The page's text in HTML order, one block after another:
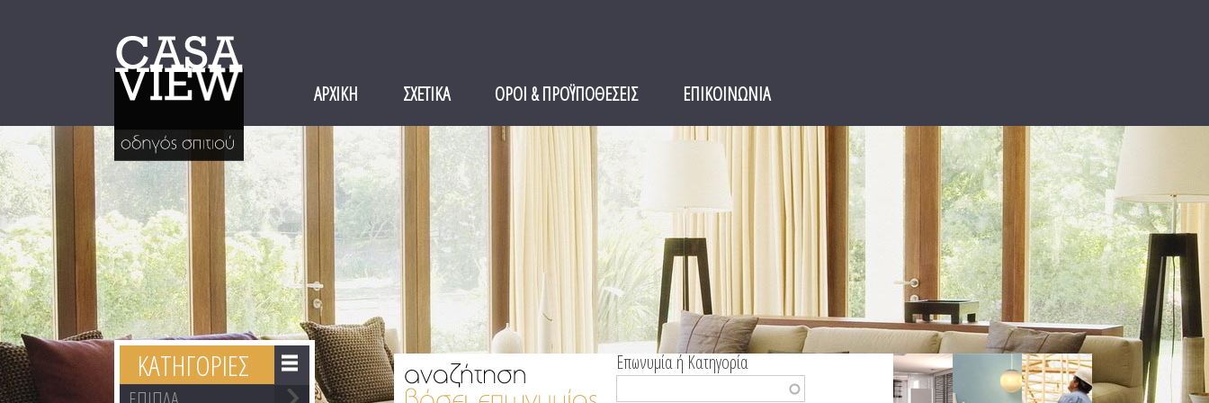
ΑΡΧΙΚΗ ΣΧΕΤΙΚΑ ΟΡΟΙ & ΠΡΟΫΠΟΘΕΣΕΙΣ ΕΠΙΚΟΙΝΩΝΙΑ
ΚΑΤΗΓΟΡΙΕΣ Επωνυμία ή Κατηγορία